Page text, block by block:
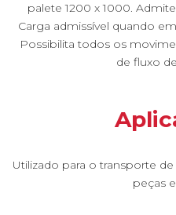
palete 1200 x 1000.
Carga admissível quando
Possibilita todos os
de fluxo
Utilizado para o transporte
peças